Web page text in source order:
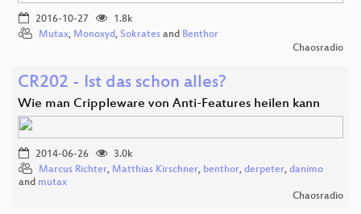
2016-10-27
1.8k
Mutax, Monoxyd, Sokrates and Benthor
Chaosradio
CR202 - Ist das schon alles?
Wie man Crippleware von Anti-Features heilen kann
2014-06-26
3.0k
Marcus Richter, Matthias Kirschner, benthor, derpeter, danimo
and mutax
Chaosradio